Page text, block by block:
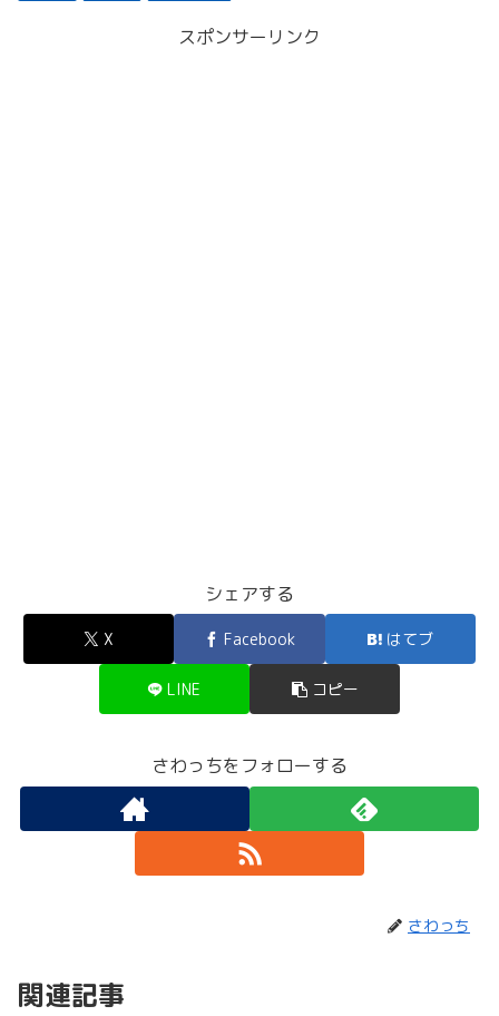
スポンサーリンク
シェアする
X Facebook はてブ
LINE コピー
さわっちをフォローする
さわっち
関連記事